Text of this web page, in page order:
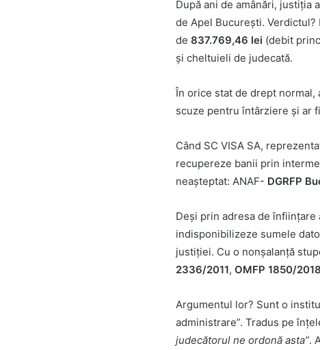
După ani de amânări, justiția
de Apel București. Verdictul?
de 837.769,46 lei (debit
și cheltuieli de judecată.
În orice stat de drept
scuze pentru întârziere și ar
Când SC VISA SA,
recupereze banii prin
neașteptat: ANAF- DGRFP
Deși prin adresa de înființare
indisponibilizeze sumele
justiției. Cu o nonșalanță
2336/2011, OMFP 1850/2018
Argumentul lor? Sunt o
administrare”. Tradus pe
judecătorul ne ordonă asta”.